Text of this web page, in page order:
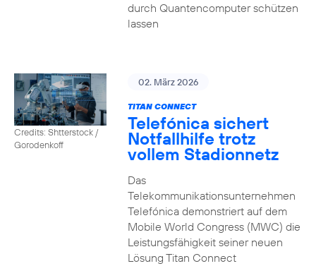
durch Quantencomputer schützen
lassen
Credits: Shtterstock /
Gorodenkoff
02. März 2026
TITAN CONNECT
Telefónica sichert
Notfallhilfe trotz
vollem Stadionnetz
Das
Telekommunikationsunternehmen
Telefónica demonstriert auf dem
Mobile World Congress (MWC) die
Leistungsfähigkeit seiner neuen
Lösung Titan Connect